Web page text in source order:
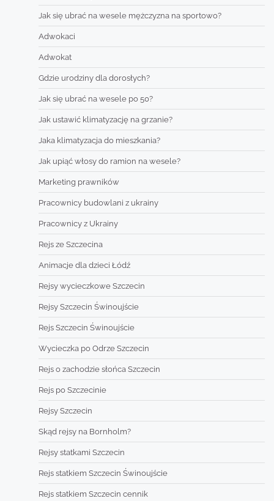
Jak się ubrać na wesele mężczyzna na sportowo?
Adwokaci
Adwokat
Gdzie urodziny dla dorosłych?
Jak się ubrać na wesele po 50?
Jak ustawić klimatyzację na grzanie?
Jaka klimatyzacja do mieszkania?
Jak upiąć włosy do ramion na wesele?
Marketing prawników
Pracownicy budowlani z ukrainy
Pracownicy z Ukrainy
Rejs ze Szczecina
Animacje dla dzieci Łódź
Rejsy wycieczkowe Szczecin
Rejsy Szczecin Świnoujście
Rejs Szczecin Świnoujście
Wycieczka po Odrze Szczecin
Rejs o zachodzie słońca Szczecin
Rejs po Szczecinie
Rejsy Szczecin
Skąd rejsy na Bornholm?
Rejsy statkami Szczecin
Rejs statkiem Szczecin Świnoujście
Rejs statkiem Szczecin cennik